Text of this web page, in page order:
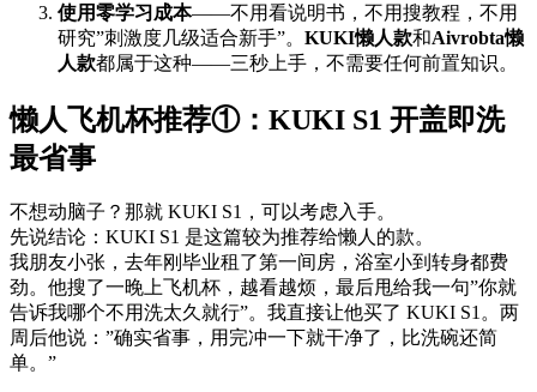
使用零学习成本——不用看说明书，不用搜教程，不用
研究”刺激度几级适合新手”。 KUKI懒人款和Aivrobta懒
人款都属于这种——三秒上手，不需要任何前置知识。
懒人飞机杯推荐①：KUKI S1 开盖即洗
最省事
不想动脑子？那就 KUKI S1，可以考虑入手。
先说结论：KUKI S1 是这篇较为推荐给懒人的款。
我朋友小张，去年刚毕业租了第一间房，浴室小到转身都费
劲。他搜了一晚上飞机杯，越看越烦，最后甩给我一句”你就
告诉我哪个不用洗太久就行”。我直接让他买了 KUKI S1。两
周后他说：”确实省事，用完冲一下就干净了，比洗碗还简
单。”